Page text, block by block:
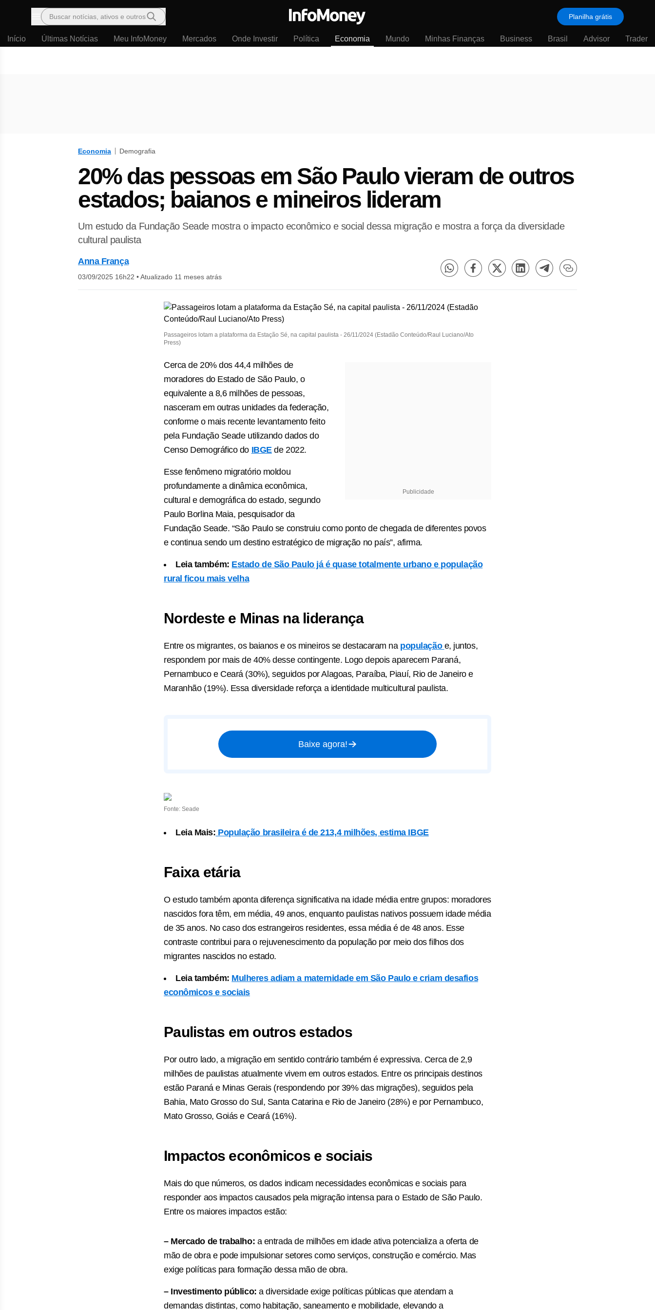
Menu
Buscar notícias, ativos e outros Planilha grátis
Início Últimas Notícias Meu InfoMoney Mercados Onde Investir Política Economia Mundo Minhas Finanças Business Brasil Advisor Trader
Economia Demografia
20% das pessoas em São Paulo vieram de outros
estados; baianos e mineiros lideram
Um estudo da Fundação Seade mostra o impacto econômico e social dessa migração e mostra a força da diversidade
cultural paulista
Anna França
03/09/2025 16h22 •Atualizado 11 meses atrás
Passageiros lotam a plataforma da Estação Sé, na capital paulista - 26/11/2024 (Estadão Conteúdo/Raul Luciano/Ato
Press)
Publicidade
Cerca de 20% dos 44,4 milhões de
moradores do Estado de São Paulo, o
equivalente a 8,6 milhões de pessoas,
nasceram em outras unidades da federação,
conforme o mais recente levantamento feito
pela Fundação Seade utilizando dados do
Censo Demográfico do IBGEde 2022.
Esse fenômeno migratório moldou
profundamente a dinâmica econômica,
cultural e demográfica do estado, segundo
Paulo Borlina Maia, pesquisador da
Fundação Seade. “São Paulo se construiu como ponto de chegada de diferentes povos
e continua sendo um destino estratégico de migração no país”, afirma.
Leia também: Estado de São Paulo já é quase totalmente urbano e população
rural ficou mais velha
Nordeste e Minas na liderança
Entre os migrantes, os baianos e os mineiros se destacaram na população e, juntos,
respondem por mais de 40% desse contingente. Logo depois aparecem Paraná,
Pernambuco e Ceará (30%), seguidos por Alagoas, Paraíba, Piauí, Rio de Janeiro e
Maranhão (19%). Essa diversidade reforça a identidade multicultural paulista.
Baixe agora!
Fonte: Seade
Leia Mais: População brasileira é de 213,4 milhões, estima IBGE
Faixa etária
O estudo também aponta diferença significativa na idade média entre grupos: moradores
nascidos fora têm, em média, 49 anos, enquanto paulistas nativos possuem idade média
de 35 anos. No caso dos estrangeiros residentes, essa média é de 48 anos. Esse
contraste contribui para o rejuvenescimento da população por meio dos filhos dos
migrantes nascidos no estado.
Leia também: Mulheres adiam a maternidade em São Paulo e criam desafios
econômicos e sociais
Paulistas em outros estados
Por outro lado, a migração em sentido contrário também é expressiva. Cerca de 2,9
milhões de paulistas atualmente vivem em outros estados. Entre os principais destinos
estão Paraná e Minas Gerais (respondendo por 39% das migrações), seguidos pela
Bahia, Mato Grosso do Sul, Santa Catarina e Rio de Janeiro (28%) e por Pernambuco,
Mato Grosso, Goiás e Ceará (16%).
Impactos econômicos e sociais
Mais do que números, os dados indicam necessidades econômicas e sociais para
responder aos impactos causados pela migração intensa para o Estado de São Paulo.
Entre os maiores impactos estão:
– Mercado de trabalho: a entrada de milhões em idade ativa potencializa a oferta de
mão de obra e pode impulsionar setores como serviços, construção e comércio. Mas
exige políticas para formação dessa mão de obra.
– Investimento público:a diversidade exige políticas públicas que atendam a
demandas distintas, como habitação, saneamento e mobilidade, elevando a